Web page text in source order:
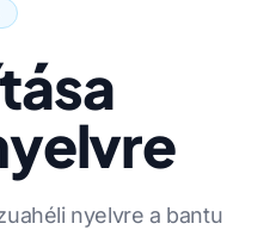
nyelvre a bantu